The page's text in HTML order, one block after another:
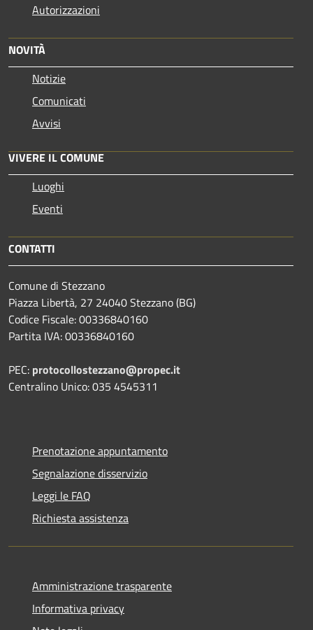
Autorizzazioni
NOVITÀ
Notizie
Comunicati
Avvisi
VIVERE IL COMUNE
Luoghi
Eventi
CONTATTI
Comune di Stezzano
Piazza Libertà, 27 24040 Stezzano (BG)
Codice Fiscale: 00336840160
Partita IVA: 00336840160
PEC: protocollostezzano@propec.it
Centralino Unico: 035 4545311
Prenotazione appuntamento
Segnalazione disservizio
Leggi le FAQ
Richiesta assistenza
Amministrazione trasparente
Informativa privacy